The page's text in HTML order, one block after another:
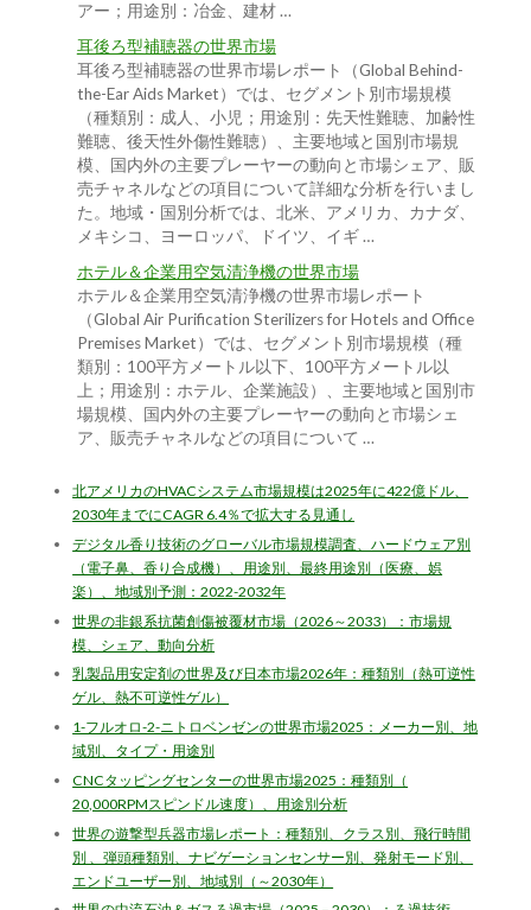
アー；用途別：冶金、建材 …
耳後ろ型補聴器の世界市場
耳後ろ型補聴器の世界市場レポート（Global Behind-
the-Ear Aids Market）では、セグメント別市場規模
（種類別：成人、小児；用途別：先天性難聴、加齢性
難聴、後天性外傷性難聴）、主要地域と国別市場規
模、国内外の主要プレーヤーの動向と市場シェア、販
売チャネルなどの項目について詳細な分析を行いまし
た。地域・国別分析では、北米、アメリカ、カナダ、
メキシコ、ヨーロッパ、ドイツ、イギ …
ホテル＆企業用空気清浄機の世界市場
ホテル＆企業用空気清浄機の世界市場レポート
（Global Air Purification Sterilizers for Hotels and Office
Premises Market）では、セグメント別市場規模（種
類別：100平方メートル以下、100平方メートル以
上；用途別：ホテル、企業施設）、主要地域と国別市
場規模、国内外の主要プレーヤーの動向と市場シェ
ア、販売チャネルなどの項目について …
北アメリカのHVACシステム市場規模は2025年に422億ドル、
2030年までにCAGR 6.4％で拡大する見通し
デジタル香り技術のグローバル市場規模調査、ハードウェア別
（電子鼻、香り合成機）、用途別、最終用途別（医療、娯
楽）、地域別予測：2022-2032年
世界の非銀系抗菌創傷被覆材市場（2026～2033）：市場規
模、シェア、動向分析
乳製品用安定剤の世界及び日本市場2026年：種類別（熱可逆性
ゲル、熱不可逆性ゲル）
1-フルオロ-2-ニトロベンゼンの世界市場2025：メーカー別、地
域別、タイプ・用途別
CNCタッピングセンターの世界市場2025：種類別（
20,000RPMスピンドル速度）、用途別分析
世界の遊撃型兵器市場レポート：種類別、クラス別、飛行時間
別 、弾頭種類別、ナビゲーションセンサー別、発射モード別、
エンドユーザー別、地域別（～2030年）